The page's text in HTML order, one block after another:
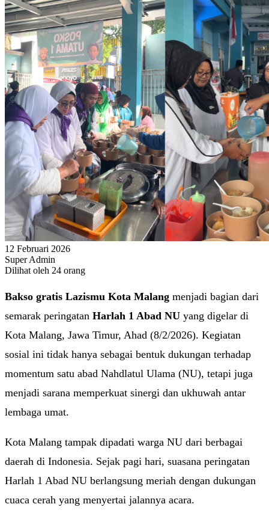
12 Februari 2026
Super Admin
Dilihat oleh 24 orang
Bakso gratis Lazismu Kota Malang menjadi bagian dari
semarak peringatan Harlah 1 Abad NU yang digelar di
Kota Malang, Jawa Timur, Ahad (8/2/2026). Kegiatan
sosial ini tidak hanya sebagai bentuk dukungan terhadap
momentum satu abad Nahdlatul Ulama (NU), tetapi juga
menjadi sarana memperkuat sinergi dan ukhuwah antar
lembaga umat.
Kota Malang tampak dipadati warga NU dari berbagai
daerah di Indonesia. Sejak pagi hari, suasana peringatan
Harlah 1 Abad NU berlangsung meriah dengan dukungan
cuaca cerah yang menyertai jalannya acara.